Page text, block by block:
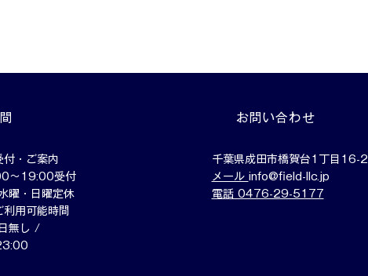
・ご案内
19:00受付
・日曜定休
用可能時間
無し /
お問い合わせ
千葉県成田市橋賀台1丁目16-2
メール info@field-llc.jp
電話 0476-29-5177